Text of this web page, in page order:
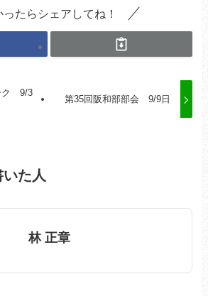
ったらシェアしてね！
ク 9/3
第35回阪和部部会 9/9日
た人
林 正章